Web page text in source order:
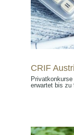
erwartet bis zu
CRIF